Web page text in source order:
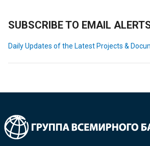
SUBSCRIBE TO EMAIL
Daily Updates of the Latest Projects &